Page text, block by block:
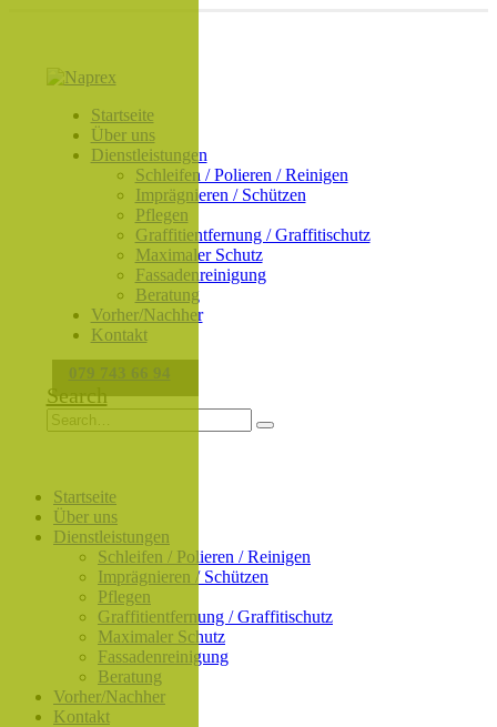
Startseite
Über uns
Dienstleistungen
Schleifen / Polieren / Reinigen
Imprägnieren / Schützen
Pflegen
Graffitientfernung / Graffitischutz
Maximaler Schutz
Fassadenreinigung
Beratung
Vorher/Nachher
Kontakt
079 743 66 94
Search
Startseite
Über uns
Dienstleistungen
Schleifen / Polieren / Reinigen
Imprägnieren / Schützen
Pflegen
Graffitientfernung / Graffitischutz
Maximaler Schutz
Fassadenreinigung
Beratung
Vorher/Nachher
Kontakt